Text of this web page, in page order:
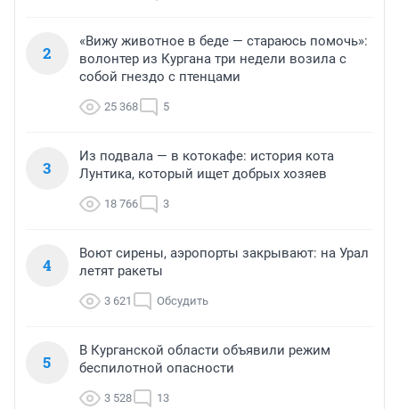
2
«Вижу животное в беде — стараюсь помочь»:
волонтер из Кургана три недели возила с
собой гнездо с птенцами
25 368 5
3
Из подвала — в котокафе: история кота
Лунтика, который ищет добрых хозяев
18 766 3
4
Воют сирены, аэропорты закрывают: на Урал
летят ракеты
3 621 Обсудить
5
В Курганской области объявили режим
беспилотной опасности
3 528 13